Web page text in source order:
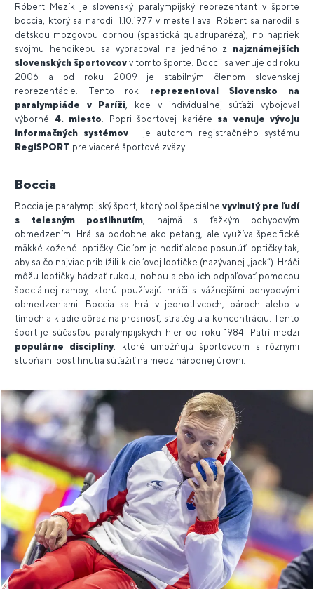
Róbert Mezík je slovenský paralympijský reprezentant v športe
boccia, ktorý sa narodil 1.10.1977 v meste Ilava. Róbert sa narodil s
detskou mozgovou obrnou (spastická quadruparéza), no napriek
svojmu hendikepu sa vypracoval na jedného z najznámejších
slovenských športovcov v tomto športe. Boccii sa venuje od roku
2006 a od roku 2009 je stabilným členom slovenskej
reprezentácie. Tento rok reprezentoval Slovensko na
paralympiáde v Paríži , kde v individuálnej súťaži vybojoval
výborné 4. miesto . Popri športovej kariére sa venuje vývoju
informačných systémov - je autorom registračného systému
RegiSPORT pre viaceré športové zväzy.
Boccia
Boccia je paralympijský šport, ktorý bol špeciálne vyvinutý pre ľudí
s telesným postihnutím , najmä s ťažkým pohybovým
obmedzením. Hrá sa podobne ako petang, ale využíva špecifické
mäkké kožené loptičky. Cieľom je hodiť alebo posunúť loptičky tak,
aby sa čo najviac priblížili k cieľovej loptičke (nazývanej „jack“). Hráči
môžu loptičky hádzať rukou, nohou alebo ich odpaľovať pomocou
špeciálnej rampy, ktorú používajú hráči s vážnejšími pohybovými
obmedzeniami. Boccia sa hrá v jednotlivcoch, pároch alebo v
tímoch a kladie dôraz na presnosť, stratégiu a koncentráciu. Tento
šport je súčasťou paralympijských hier od roku 1984. Patrí medzi
populárne disciplíny, ktoré umožňujú športovcom s rôznymi
stupňami postihnutia súťažiť na medzinárodnej úrovni.